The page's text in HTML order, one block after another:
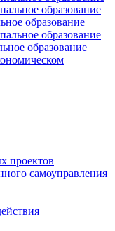
образование
образование
образование
образование
проектов
самоуправления